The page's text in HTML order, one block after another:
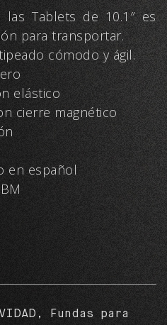
Tablets de 10.1″ es
para transportar.
cómodo y ágil.
elástico
cierre magnético
en español
,
Fundas para